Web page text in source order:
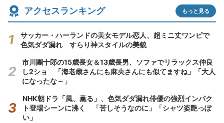
アクセスランキング もっと見る
サッカー・ハーランドの美女モデル恋人、超ミニ丈ワンピで
色気ダダ漏れ すらり神スタイルの美貌
市川團十郎の15歳長女＆13歳長男、ソファでリラックス仲良
し2ショ 「海老蔵さんにも麻央さんにも似てますね」「大人
になったな～」
NHK朝ドラ「風、薫る」、色気ダダ漏れ俳優の強烈インパク
ト登場シーンに沸く 「苦しそうなのに」「シャツ姿艶っぽ
い」